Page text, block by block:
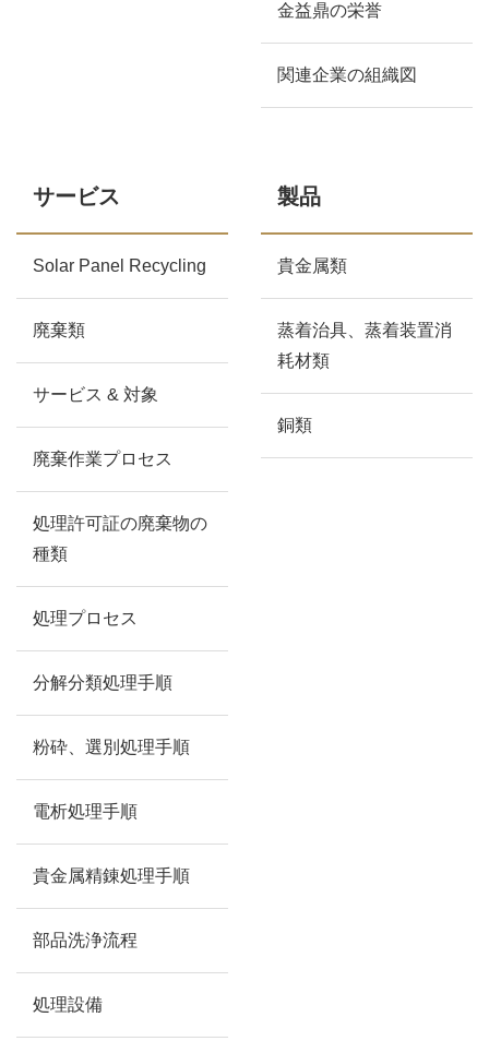
金益鼎の栄誉
関連企業の組織図
サービス
Solar Panel Recycling
廃棄類
サービス & 対象
廃棄作業プロセス
処理許可証の廃棄物の
種類
処理プロセス
分解分類処理手順
粉砕、選別処理手順
電析処理手順
貴金属精錬処理手順
部品洗浄流程
処理設備
製品
貴金属類
蒸着治具、蒸着装置消
耗材類
銅類